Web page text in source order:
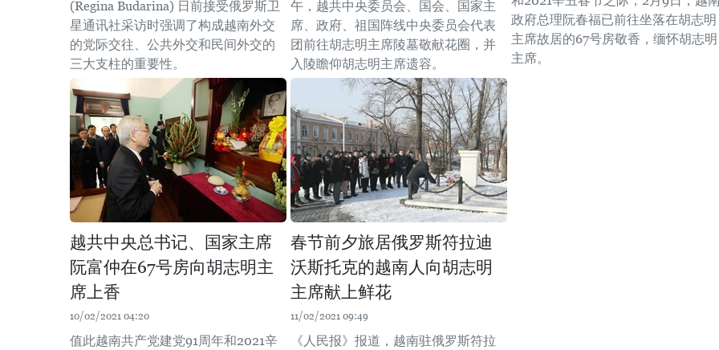
(Regina Budarina) 日前接受俄罗斯卫
星通讯社采访时强调了构成越南外交
的党际交往、公共外交和民间外交的
三大支柱的重要性。
午，越共中央委员会、国会、国家主
席、政府、祖国阵线中央委员会代表
团前往胡志明主席陵墓敬献花圈，并
入陵瞻仰胡志明主席遗容。
政府总理阮春福已前往坐落在胡志明
主席故居的67号房敬香，缅怀胡志明
主席。
越共中央总书记、国家主席
阮富仲在67号房向胡志明主
席上香
10/02/2021 04:20
值此越南共产党建党91周年和2021辛
春节前夕旅居俄罗斯符拉迪
沃斯托克的越南人向胡志明
主席献上鲜花
11/02/2021 09:49
《人民报》报道，越南驻俄罗斯符拉